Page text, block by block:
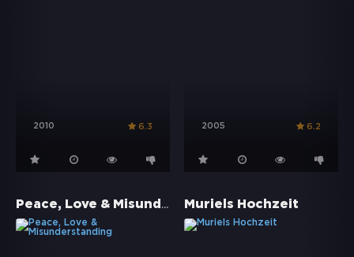
2010 6.3 2005 6.2
Peace, Love & Misunderstanding Muriels Hochzeit